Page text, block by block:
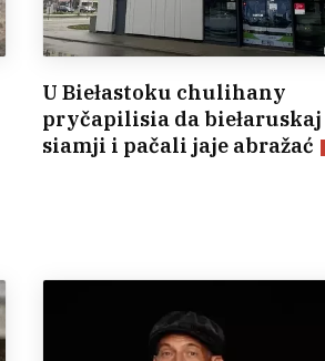
U Biełastoku chulihany
pryčapilisia da biełaruskaj
siamji i pačali jaje abražać